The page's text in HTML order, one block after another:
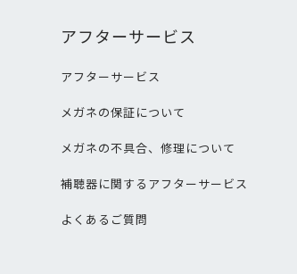
アフターサービス
アフターサービス
メガネの保証について
メガネの不具合、修理について
補聴器に関するアフターサービス
よくあるご質問